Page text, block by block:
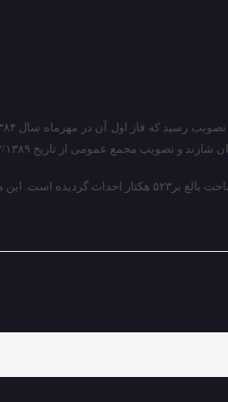
۱۳۸۹ نام شرکت پتروشیمی اراک به شرکت پتروشیمی شازند تغییر یافت.